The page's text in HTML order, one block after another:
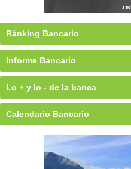
Ránking Bancario
Informe Bancario
Lo + y lo - de la banca
Calendario Bancario